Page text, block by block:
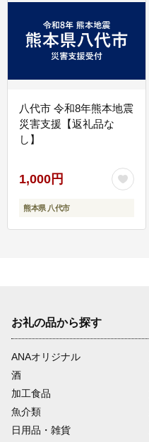
八代市 令和8年熊本地震
災害支援【返礼品な
し】
1,000円
熊本県 八代市
お礼の品から探す
ANAオリジナル
酒
加工食品
魚介類
日用品・雑貨